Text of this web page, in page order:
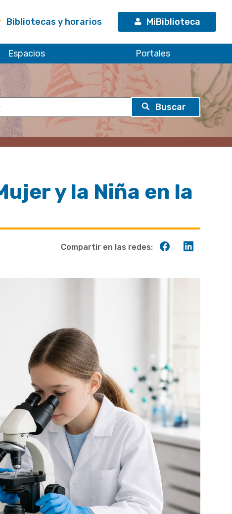
Bibliotecas y horarios MiBiblioteca
Espacios Portales
y la Niña en la
Compartir
Compartir en las redes: